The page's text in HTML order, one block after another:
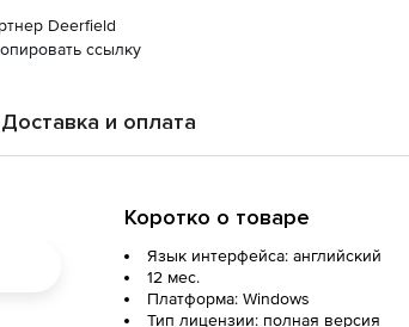
Deerfield
ссылку
Доставка и оплата
Коротко о товаре
Язык интерфейса: английский
12 мес.
Платформа: Windows
Тип лицензии: полная версия